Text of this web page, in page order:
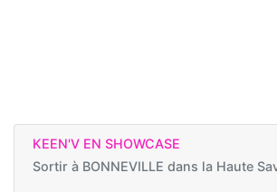
KEEN'V EN SHOWCASE
Sortir à BONNEVILLE dans la Haute